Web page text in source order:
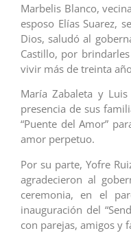
Marbelis Blanco,
esposo Elías Suarez,
Dios, saludó al
Castillo, por
vivir más de treinta
María Zabaleta y
presencia de sus
“Puente del Amor”
amor perpetuo.
Por su parte, Yofre
agradecieron al
ceremonia, en el
inauguración del
con parejas, amigos y